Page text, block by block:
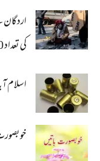
اردگان
کی تعداد 11,000 سے زیادہ ہو گئی ہے۔
اسلام